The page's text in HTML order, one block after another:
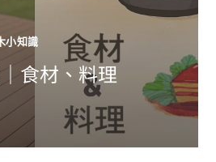
小知識
食材、料理